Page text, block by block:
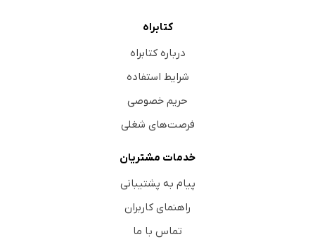
کتابراه
درباره کتابراه
شرایط استفاده
حریم خصوصی
فرصت‌های شغلی
خدمات مشتریان
پیام به پشتیبانی
راهنمای کاربران
تماس با ما